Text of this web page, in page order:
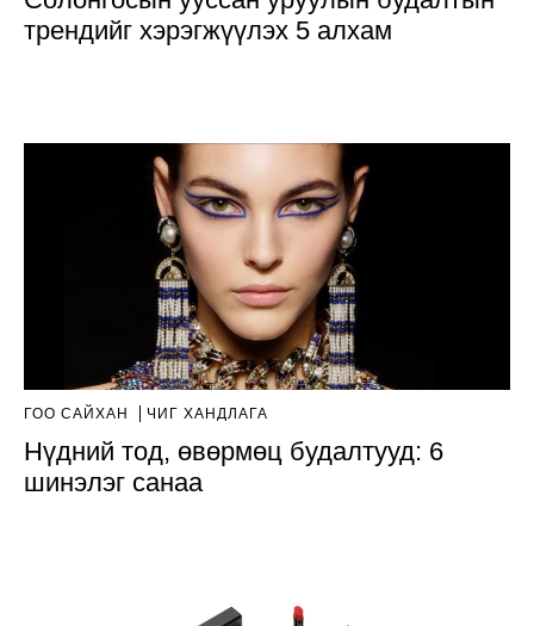
трендийг хэрэгжүүлэх 5 алхам
ГОО САЙХАН ЧИГ ХАНДЛАГА
Нүдний тод, өвөрмөц будалтууд: 6
шинэлэг санаа